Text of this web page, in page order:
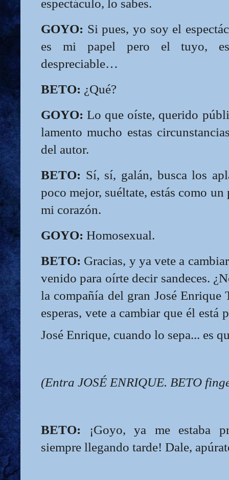
espectáculo, lo sabes.
GOYO: Si pues, yo soy el
es mi papel pero el tuyo,
despreciable…
BETO: ¿Qué?
GOYO: Lo que oíste, querido
lamento mucho estas
del autor.
BETO: Sí, sí, galán, busca los
poco mejor, suéltate, estás como
mi corazón.
GOYO: Homosexual.
BETO: Gracias, y ya vete a
venido para oírte decir sandeces.
la compañía del gran José Enrique
esperas, vete a cambiar que él está
José Enrique, cuando lo sepa... es
(Entra JOSÉ ENRIQUE. BETO
BETO: ¡Goyo, ya me estaba
siempre llegando tarde! Dale,